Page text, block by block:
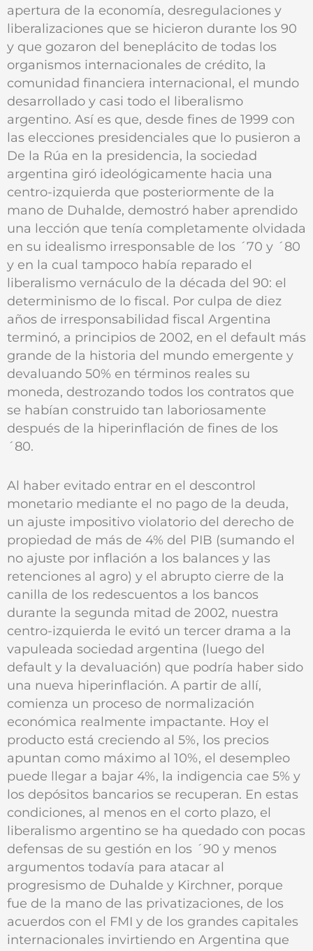
apertura de la economía, desregulaciones y
liberalizaciones que se hicieron durante los 90
y que gozaron del beneplácito de todas los
organismos internacionales de crédito, la
comunidad financiera internacional, el mundo
desarrollado y casi todo el liberalismo
argentino. Así es que, desde fines de 1999 con
las elecciones presidenciales que lo pusieron a
De la Rúa en la presidencia, la sociedad
argentina giró ideológicamente hacia una
centro-izquierda que posteriormente de la
mano de Duhalde, demostró haber aprendido
una lección que tenía completamente olvidada
en su idealismo irresponsable de los ´70 y ´80
y en la cual tampoco había reparado el
liberalismo vernáculo de la década del 90: el
determinismo de lo fiscal. Por culpa de diez
años de irresponsabilidad fiscal Argentina
terminó, a principios de 2002, en el default más
grande de la historia del mundo emergente y
devaluando 50% en términos reales su
moneda, destrozando todos los contratos que
se habían construido tan laboriosamente
después de la hiperinflación de fines de los
´80.
Al haber evitado entrar en el descontrol
monetario mediante el no pago de la deuda,
un ajuste impositivo violatorio del derecho de
propiedad de más de 4% del PIB (sumando el
no ajuste por inflación a los balances y las
retenciones al agro) y el abrupto cierre de la
canilla de los redescuentos a los bancos
durante la segunda mitad de 2002, nuestra
centro-izquierda le evitó un tercer drama a la
vapuleada sociedad argentina (luego del
default y la devaluación) que podría haber sido
una nueva hiperinflación. A partir de allí,
comienza un proceso de normalización
económica realmente impactante. Hoy el
producto está creciendo al 5%, los precios
apuntan como máximo al 10%, el desempleo
puede llegar a bajar 4%, la indigencia cae 5% y
los depósitos bancarios se recuperan. En estas
condiciones, al menos en el corto plazo, el
liberalismo argentino se ha quedado con pocas
defensas de su gestión en los ´90 y menos
argumentos todavía para atacar al
progresismo de Duhalde y Kirchner, porque
fue de la mano de las privatizaciones, de los
acuerdos con el FMI y de los grandes capitales
internacionales invirtiendo en Argentina que